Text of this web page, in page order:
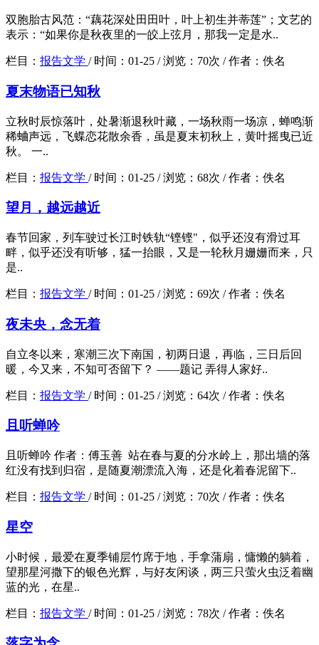
双胞胎古风范：“藕花深处田田叶，叶上初生并蒂莲”；文艺的
表示：“如果你是秋夜里的一皎上弦月，那我一定是水..
栏目： 报告文学 / 时间： 01-25 /浏览： 70次 /作者： 佚名
夏末物语已知秋
立秋时辰惊落叶，处暑渐退秋叶藏，一场秋雨一场凉，蝉鸣渐
稀蛐声远，飞蝶恋花散余香，虽是夏末初秋上，黄叶摇曳已近
秋。 一..
栏目： 报告文学 / 时间： 01-25 /浏览： 68次 /作者： 佚名
望月，越远越近
春节回家，列车驶过长江时铁轨“铿铿"，似乎还沒有滑过耳
畔，似乎还没有听够，猛一抬眼，又是一轮秋月姗姗而来，只
是..
栏目： 报告文学 / 时间： 01-25 /浏览： 69次 /作者： 佚名
夜未央，念无着
自立冬以来，寒潮三次下南国，初两日退，再临，三日后回
暖，今又来，不知可否留下？ ——题记 弄得人家好..
栏目： 报告文学 / 时间： 01-25 /浏览： 64次 /作者： 佚名
且听蝉吟
且听蝉吟 作者：傅玉善 站在春与夏的分水岭上，那出墙的落
红没有找到归宿，是随夏潮漂流入海，还是化着春泥留下..
栏目： 报告文学 / 时间： 01-25 /浏览： 70次 /作者： 佚名
星空
小时候，最爱在夏季铺层竹席于地，手拿蒲扇，慵懒的躺着，
望那星河撒下的银色光辉，与好友闲谈，两三只萤火虫泛着幽
蓝的光，在星..
栏目： 报告文学 / 时间： 01-25 /浏览： 78次 /作者： 佚名